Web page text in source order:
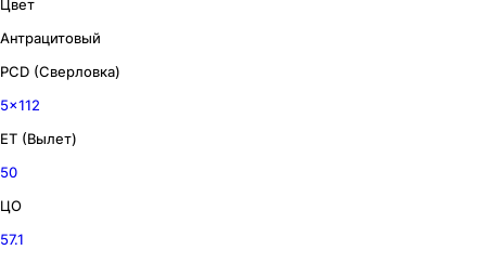
Цвет
Антрацитовый
PCD (Сверловка)
5x112
ET (Вылет)
50
ЦО
57.1